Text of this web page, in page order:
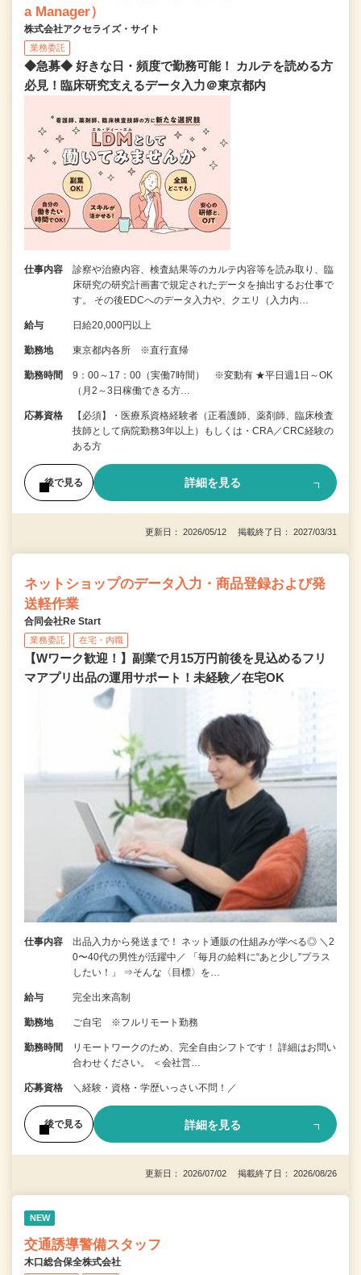
a Manager）
株式会社アクセライズ・サイト
業務委託
◆急募◆ 好きな日・頻度で勤務可能！ カルテを読める方
必見！臨床研究支えるデータ入力＠東京都内
仕事内容
診察や治療内容、検査結果等のカルテ内容等を読み取り、臨
床研究の研究計画書で規定されたデータを抽出するお仕事で
す。 その後EDCへのデータ入力や、クエリ（入力内…
給与 日給20,000円以上
勤務地 東京都内各所 ※直行直帰
勤務時間
9：00～17：00（実働7時間） ※変動有 ★平日週1日～OK
（月2～3日稼働できる方…
応募資格
【必須】・医療系資格経験者（正看護師、薬剤師、臨床検査
技師として病院勤務3年以上）もしくは・CRA／CRC経験の
ある方
後で見る 詳細を見る
更新日： 2026/05/12 掲載終了日： 2027/03/31
ネットショップのデータ入力・商品登録および発
送軽作業
合同会社Re Start
業務委託 在宅・内職
【Wワーク歓迎！】副業で月15万円前後を見込めるフリ
マアプリ出品の運用サポート！未経験／在宅OK
仕事内容
出品入力から発送まで！ ネット通販の仕組みが学べる◎ ＼2
0〜40代の男性が活躍中／ 「毎月の給料に“あと少し”プラス
したい！」 ⇒そんな〈目標〉を…
給与 完全出来高制
勤務地 ご自宅 ※フルリモート勤務
勤務時間
リモートワークのため、完全自由シフトです！ 詳細はお問い
合わせください。 ＜会社営…
応募資格 ＼経験・資格・学歴いっさい不問！／
後で見る 詳細を見る
更新日： 2026/07/02 掲載終了日： 2026/08/26
NEW
交通誘導警備スタッフ
木口総合保全株式会社